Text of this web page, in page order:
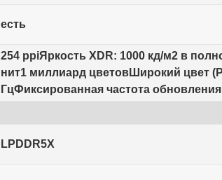
есть
254 ppiЯркость XDR: 1000 кд/м2 в
нит1 миллиард цветовШирокий цвет
ГцФиксированная частота
LPDDR5X